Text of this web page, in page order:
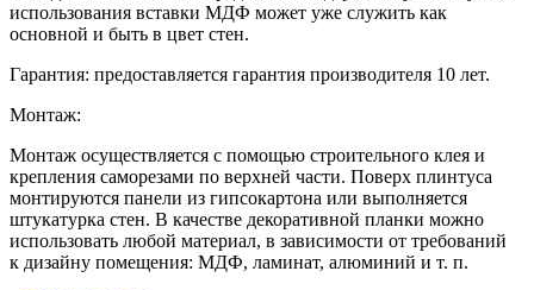
использования вставки МДФ может уже служить как
основной и быть в цвет стен.
Гарантия: предоставляется гарантия производителя 10 лет.
Монтаж:
Монтаж осуществляется с помощью строительного клея и
крепления саморезами по верхней части. Поверх плинтуса
монтируются панели из гипсокартона или выполняется
штукатурка стен. В качестве декоративной планки можно
использовать любой материал, в зависимости от требований
к дизайну помещения: МДФ, ламинат, алюминий и т. п.